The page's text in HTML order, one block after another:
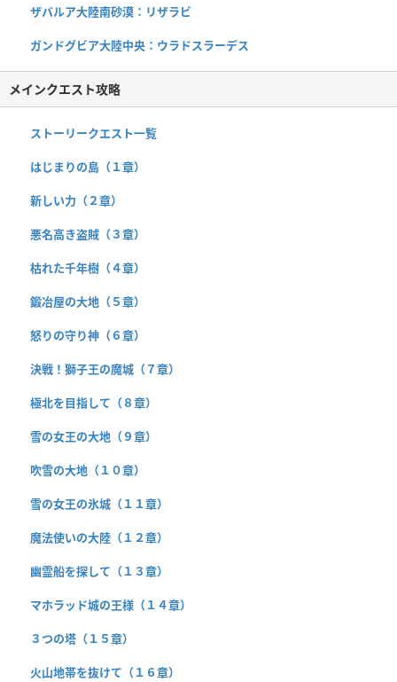
ザバルア大陸南砂漠：リザラビ
ガンドグビア大陸中央：ウラドスラーデス
メインクエスト攻略
ストーリークエスト一覧
はじまりの島（１章）
新しい力（２章）
悪名高き盗賊（３章）
枯れた千年樹（４章）
鍛冶屋の大地（５章）
怒りの守り神（６章）
決戦！獅子王の魔城（７章）
極北を目指して（８章）
雪の女王の大地（９章）
吹雪の大地（１０章）
雪の女王の氷城（１１章）
魔法使いの大陸（１２章）
幽霊船を探して（１３章）
マホラッド城の王様（１４章）
３つの塔（１５章）
火山地帯を抜けて（１６章）